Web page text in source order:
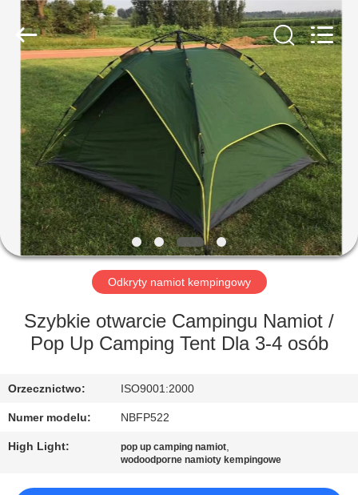
DOM
PRODUKTY
NAS
WYCIECZKA
FABRYCE
JAKOŚCI
SKONTAKTUJ
Beijing
Enterprise
Management
Services
Co.,LTD.
Rights
Reserved.
Odkryty namiot kempingowy
Szybkie otwarcie Campingu Namiot /
Pop Up Camping Tent Dla 3-4 osób
Orzecznictwo: ISO9001:2000
Numer modelu: NBFP522
High Light: pop up camping namiot,
wodoodporne namioty kempingowe